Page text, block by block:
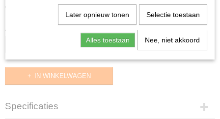
€ 354,82
Aantal
IN WINKELWAGEN
Specificaties
Later opnieuw tonen Selectie toestaan
Alles toestaan Nee, niet akkoord